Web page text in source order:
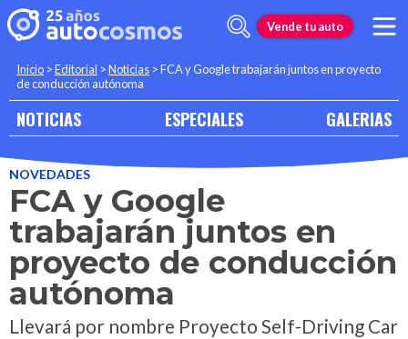
Vende tu auto
Inicio >Editorial >Noticias >FCA y Google trabajarán juntos en proyecto
de conducción autónoma
NOTICIAS ESPECIALES GALERIAS
NOVEDADES
FCA y Google
trabajarán juntos en
proyecto de conducción
autónoma
Llevará por nombre Proyecto Self-Driving Car